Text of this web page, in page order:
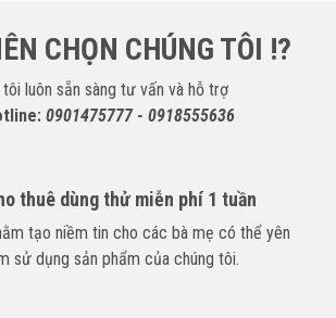
CHỌN CHÚNG TÔI !?
tôi luôn sẵn sàng tư vấn và hỗ trợ
0901475777 - 0918555636
thuê dùng thử miễn phí 1 tuần
tạo niềm tin cho các bà mẹ có thể yên
sử dụng sản phẩm của chúng tôi.